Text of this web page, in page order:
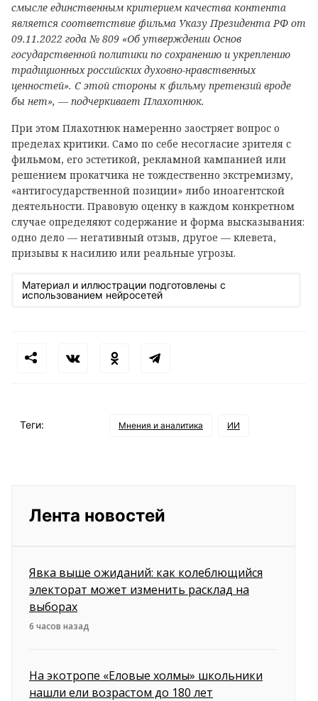
смысле единственным критерием качества контента
является соответствие фильма Указу Президента РФ от
09.11.2022 года № 809 «Об утверждении Основ
государственной политики по сохранению и укреплению
традиционных российских духовно-нравственных
ценностей». С этой стороны к фильму претензий вроде
бы нет», — подчеркивает Плахотнюк.
При этом Плахотнюк намеренно заостряет вопрос о
пределах критики. Само по себе несогласие зрителя с
фильмом, его эстетикой, рекламной кампанией или
решением прокатчика не тождественно экстремизму,
«антигосударственной позиции» либо иноагентской
деятельности. Правовую оценку в каждом конкретном
случае определяют содержание и форма высказывания:
одно дело — негативный отзыв, другое — клевета,
призывы к насилию или реальные угрозы.
Материал и иллюстрации подготовлены с
использованием нейросетей
Теги: Мнения и аналитика ИИ
Лента новостей
Явка выше ожиданий: как колеблющийся
электорат может изменить расклад на
выборах
6 часов назад
На экотропе «Еловые холмы» школьники
нашли ели возрастом до 180 лет